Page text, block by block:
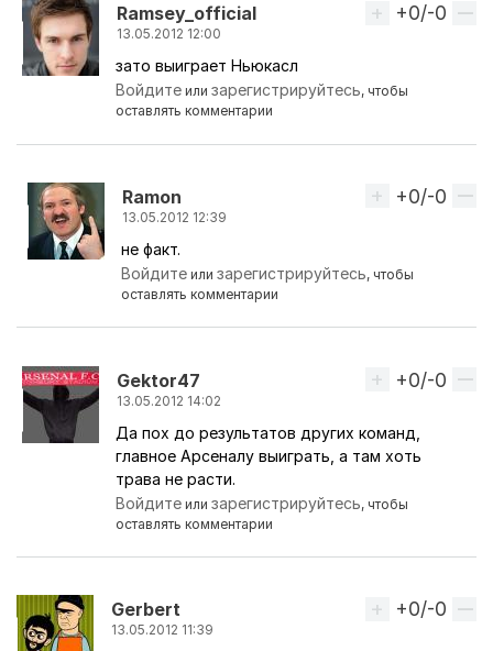
Ramsey_official
13.05.2012 12:00
Ответ на комментарий пользователяRamon
Вверх
+0/-0
зато выиграет Ньюкасл
Войдите илизарегистрируйтесь, чтобы
оставлять комментарии
Ramon
13.05.2012 12:39
Ответ на комментарий пользователя
Вверх
+0/-0
не факт.
Войдите илизарегистрируйтесь, чтобы
оставлять комментарии
Gektor47
13.05.2012 14:02
Ответ на комментарий пользователяRamon
Вверх
+0/-0
Да пох до результатов других команд,
главное Арсеналу выиграть, а там хоть
трава не расти.
Войдите илизарегистрируйтесь, чтобы
оставлять комментарии
Gerbert
13.05.2012 11:39
Вверх
+0/-0